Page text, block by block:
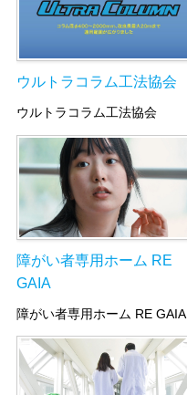
ウルトラコラム工法協会
ウルトラコラム工法協会
障がい者専用ホーム RE
GAIA
障がい者専用ホーム RE GAIA